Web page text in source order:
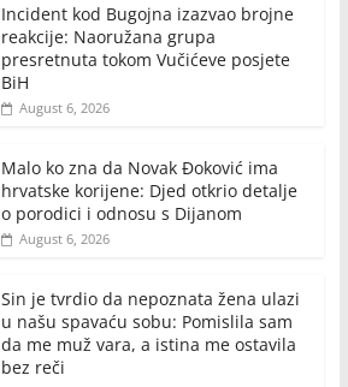
Incident kod Bugojna izazvao brojne
reakcije: Naoružana grupa
presretnuta tokom Vučićeve posjete
BiH
August 6, 2026
Malo ko zna da Novak Đoković ima
hrvatske korijene: Djed otkrio detalje
o porodici i odnosu s Dijanom
August 6, 2026
Sin je tvrdio da nepoznata žena ulazi
u našu spavaću sobu: Pomislila sam
da me muž vara, a istina me ostavila
bez reči